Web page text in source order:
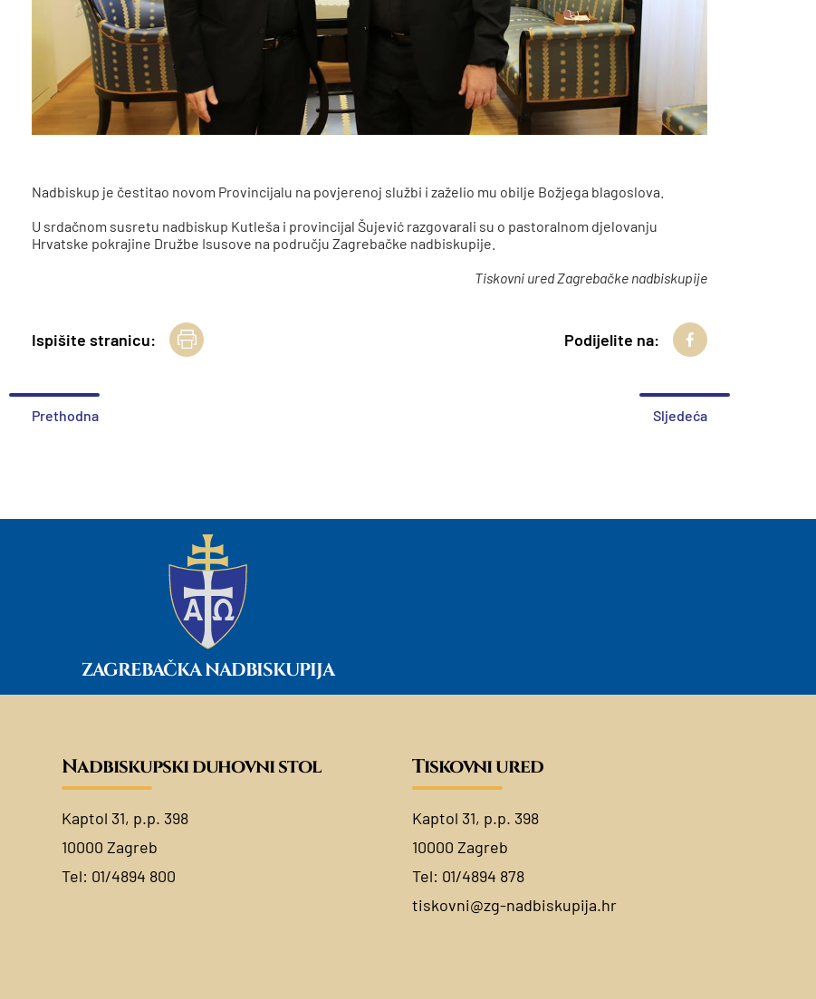
Nadbiskup je čestitao novom Provincijalu na povjerenoj službi i zaželio mu obilje Božjega blagoslova.
U srdačnom susretu nadbiskup Kutleša i provincijal Šujević razgovarali su o pastoralnom djelovanju
Hrvatske pokrajine Družbe Isusove na području Zagrebačke nadbiskupije.
Tiskovni ured Zagrebačke nadbiskupije
Ispišite stranicu: Podijelite na:
Prethodna Sljedeća
ZAGREBAČKA NADBISKUPIJA
Nadbiskupski duhovni stol
Kaptol 31, p.p. 398
10000 Zagreb
Tel: 01/4894 800
Tiskovni ured
Kaptol 31, p.p. 398
10000 Zagreb
Tel: 01/4894 878
tiskovni@zg-nadbiskupija.hr